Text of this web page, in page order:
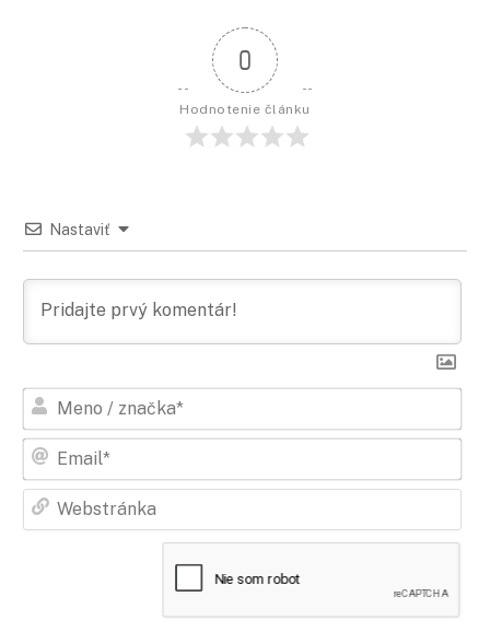
0
Hodnotenie článku
Nastaviť